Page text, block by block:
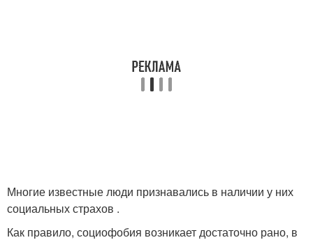
Многие известные люди признавались в наличии у них
социальных страхов .
Как правило, социофобия возникает достаточно рано, в